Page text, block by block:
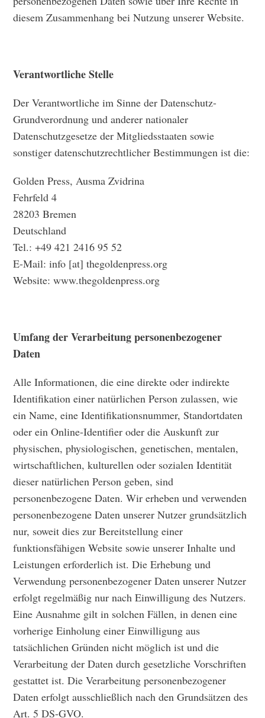
diesem Zusammenhang bei Nutzung unserer Website.
Verantwortliche Stelle
Der Verantwortliche im Sinne der Datenschutz-
Grundverordnung und anderer nationaler
Datenschutzgesetze der Mitgliedsstaaten sowie
sonstiger datenschutzrechtlicher Bestimmungen ist die:
Golden Press, Ausma Zvidrina
Fehrfeld 4
28203 Bremen
Deutschland
Tel.: +49 421 2416 95 52
E-Mail: info [at] thegoldenpress.org
Website: www.thegoldenpress.org
Umfang der Verarbeitung personenbezogener
Daten
Alle Informationen, die eine direkte oder indirekte
Identifikation einer natürlichen Person zulassen, wie
ein Name, eine Identifikationsnummer, Standortdaten
oder ein Online-Identifier oder die Auskunft zur
physischen, physiologischen, genetischen, mentalen,
wirtschaftlichen, kulturellen oder sozialen Identität
dieser natürlichen Person geben, sind
personenbezogene Daten. Wir erheben und verwenden
personenbezogene Daten unserer Nutzer grundsätzlich
nur, soweit dies zur Bereitstellung einer
funktionsfähigen Website sowie unserer Inhalte und
Leistungen erforderlich ist. Die Erhebung und
Verwendung personenbezogener Daten unserer Nutzer
erfolgt regelmäßig nur nach Einwilligung des Nutzers.
Eine Ausnahme gilt in solchen Fällen, in denen eine
vorherige Einholung einer Einwilligung aus
tatsächlichen Gründen nicht möglich ist und die
Verarbeitung der Daten durch gesetzliche Vorschriften
gestattet ist. Die Verarbeitung personenbezogener
Daten erfolgt ausschließlich nach den Grundsätzen des
Art. 5 DS-GVO.